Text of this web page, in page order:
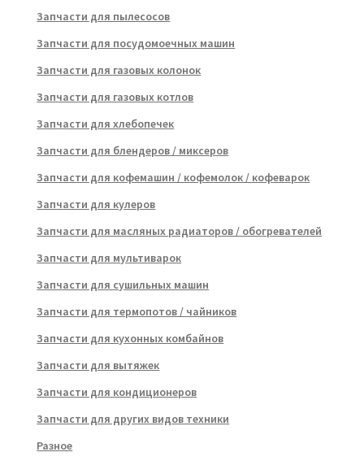
Запчасти для пылесосов
Запчасти для посудомоечных машин
Запчасти для газовых колонок
Запчасти для газовых котлов
Запчасти для хлебопечек
Запчасти для блендеров / миксеров
Запчасти для кофемашин / кофемолок / кофеварок
Запчасти для кулеров
Запчасти для масляных радиаторов / обогревателей
Запчасти для мультиварок
Запчасти для сушильных машин
Запчасти для термопотов / чайников
Запчасти для кухонных комбайнов
Запчасти для вытяжек
Запчасти для кондиционеров
Запчасти для других видов техники
Разное